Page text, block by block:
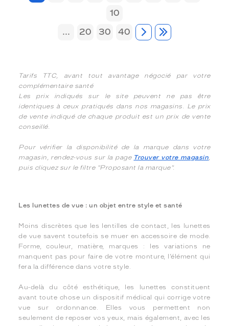
10
...
20 30 40
Tarifs TTC, avant tout avantage négocié par votre
complémentaire santé
Les prix indiqués sur le site peuvent ne pas être
identiques à ceux pratiqués dans nos magasins. Le prix
de vente indiqué de chaque produit est un prix de vente
conseillé.
Pour vérifier la disponibilité de la marque dans votre
magasin, rendez-vous sur la page Trouver votre magasin
puis cliquez sur le filtre "Proposant la marque".
Les lunettes de vue : un objet entre style et santé
Moins discrètes que les lentilles de contact, les lunettes
de vue savent toutefois se muer en accessoire de mode.
Forme, couleur, matière, marques : les variations ne
manquent pas pour faire de votre monture, l’élément qui
fera la différence dans votre style.
Au-delà du côté esthétique, les lunettes constituent
avant toute chose un dispositif médical qui corrige votre
vue sur ordonnance. Elles vous permettent non
seulement de reposer vos yeux, mais également, avec les